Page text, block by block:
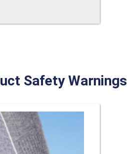
Safety Warnings